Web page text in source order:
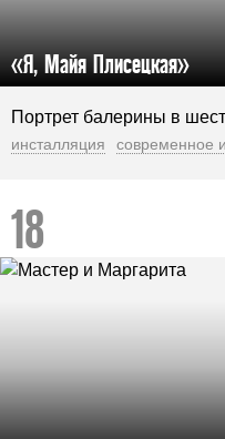
«Я, Майя Плисецкая»
Портрет балерины в
инсталляция современное